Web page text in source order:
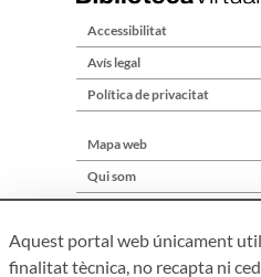
Accessibilitat
Avís legal
Política de privacitat
Mapa web
Qui som
Aquest portal web únicament
finalitat tècnica, no recapta ni